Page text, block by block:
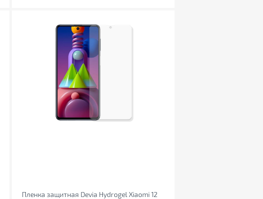
Пленка защитная Devia Hydrogel Xiaomi 12